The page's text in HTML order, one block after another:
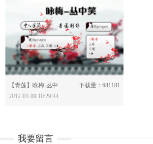
分享：
【青莲】咏梅-丛中笑-418404
下载量：681181
2012-01-09 10:29:44
我要留言